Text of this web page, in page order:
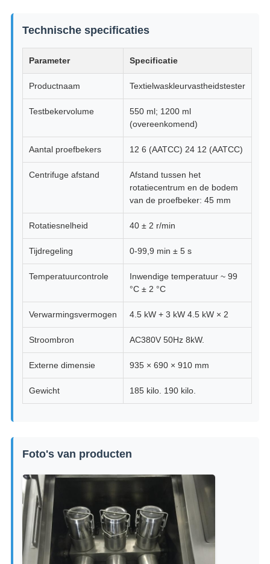
Technische specificaties
Parameter Specificatie
Productnaam Textielwaskleurvastheidstester
Testbekervolume
550 ml; 1200 ml
(overeenkomend)
Aantal proefbekers 12 6 (AATCC) 24 12 (AATCC)
Centrifuge afstand
Afstand tussen het
rotatiecentrum en de bodem
van de proefbeker: 45 mm
Rotatiesnelheid 40 ± 2 r/min
Tijdregeling 0-99,9 min ± 5 s
Temperatuurcontrole
Inwendige temperatuur ~ 99
°C ± 2 °C
Verwarmingsvermogen 4.5 kW + 3 kW 4.5 kW × 2
Stroombron AC380V 50Hz 8kW.
Externe dimensie 935 × 690 × 910 mm
Gewicht 185 kilo. 190 kilo.
Foto's van producten